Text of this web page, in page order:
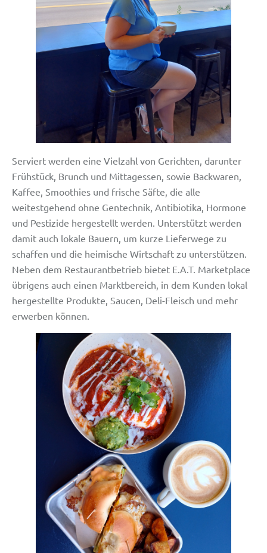
Serviert werden eine Vielzahl von Gerichten, darunter
Frühstück, Brunch und Mittagessen, sowie Backwaren,
Kaffee, Smoothies und frische Säfte, die alle
weitestgehend ohne Gentechnik, Antibiotika, Hormone
und Pestizide hergestellt werden. Unterstützt werden
damit auch lokale Bauern, um kurze Lieferwege zu
schaffen und die heimische Wirtschaft zu unterstützen.
Neben dem Restaurantbetrieb bietet E.A.T. Marketplace
übrigens auch einen Marktbereich, in dem Kunden lokal
hergestellte Produkte, Saucen, Deli-Fleisch und mehr
erwerben können.